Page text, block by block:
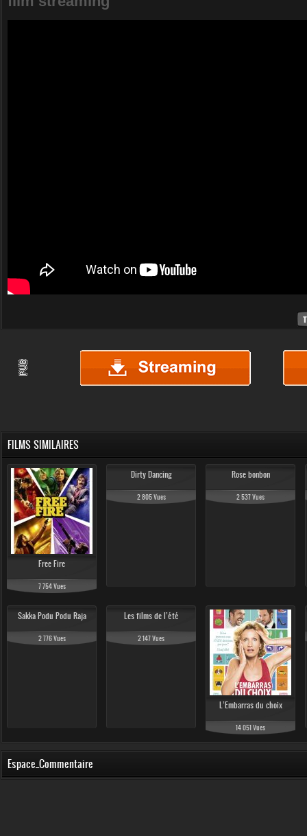
FILMS SIMILAIRES
Free Fire
7 754 Vues
Dirty Dancing
2 805 Vues
Rose bonbon
2 537 Vues
Sakka Podu Podu Raja
2 776 Vues
Les films de l’été
2 147 Vues
L’Embarras du choix
14 051 Vues
Espace_Commentaire